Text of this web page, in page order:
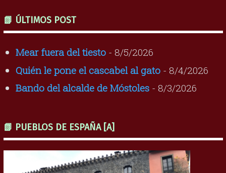
📗 ÚLTIMOS POST
Mear fuera del tiesto- 8/5/2026
Quién le pone el cascabel al gato- 8/4/2026
Bando del alcalde de Móstoles- 8/3/2026
📗 PUEBLOS DE ESPAÑA [A]